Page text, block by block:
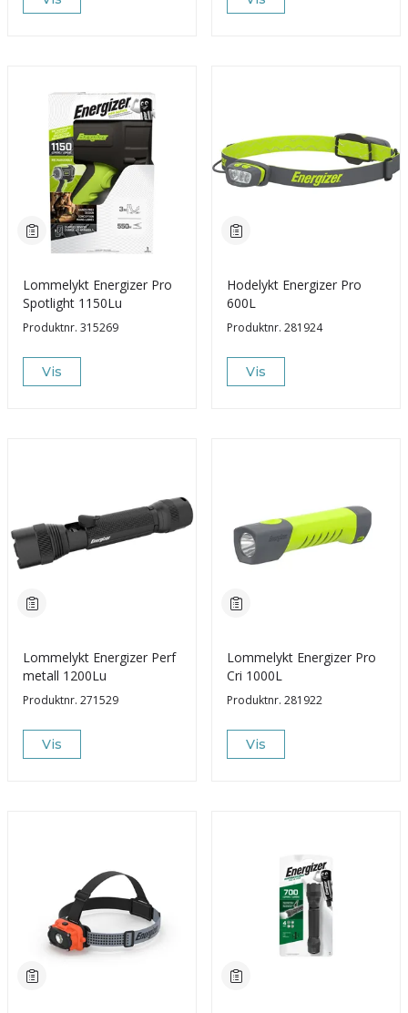
Lommelykt Energizer Pro
Spotlight 1150Lu
Produktnr. 315269
Vis
Hodelykt Energizer Pro
600L
Produktnr. 281924
Vis
Lommelykt Energizer Perf
metall 1200Lu
Produktnr. 271529
Vis
Lommelykt Energizer Pro
Cri 1000L
Produktnr. 281922
Vis